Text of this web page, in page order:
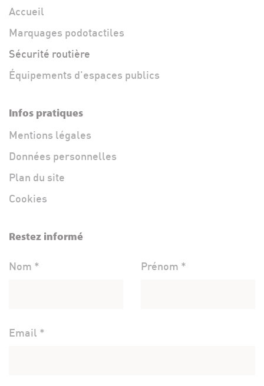
Accueil
Marquages podotactiles
Sécurité routière
Équipements d'espaces publics
Infos pratiques
Mentions légales
Données personnelles
Plan du site
Cookies
Restez informé
Nom * Prénom *
Email *